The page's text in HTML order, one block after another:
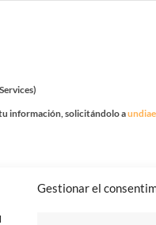
Gestionar el
información, solicitándolo a